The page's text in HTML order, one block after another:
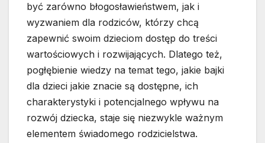
być zarówno błogosławieństwem, jak i
wyzwaniem dla rodziców, którzy chcą
zapewnić swoim dzieciom dostęp do treści
wartościowych i rozwijających. Dlatego też,
pogłębienie wiedzy na temat tego, jakie bajki
dla dzieci jakie znacie są dostępne, ich
charakterystyki i potencjalnego wpływu na
rozwój dziecka, staje się niezwykle ważnym
elementem świadomego rodzicielstwa.